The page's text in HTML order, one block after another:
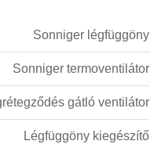
Sonniger légfüggöny
Sonniger termoventilátor
gátló ventilátor
Légfüggöny kiegészítő